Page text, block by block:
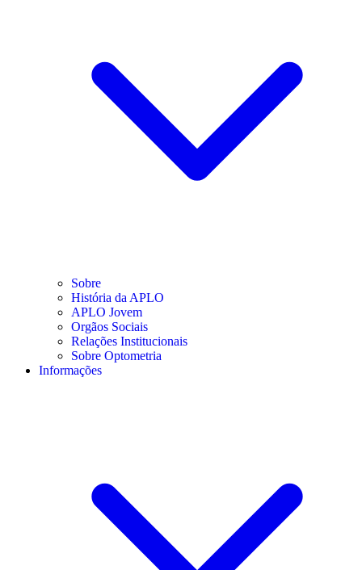
Sobre
História da APLO
APLO Jovem
Orgãos Sociais
Relações Institucionais
Sobre Optometria
Informações